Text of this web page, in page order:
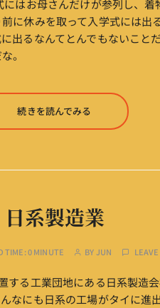
はお母さんだけが参列し、
に休みを取って入学式には出
出るなんてとんでもないこと
。
続きを読んでみる
日系製造業
TIME:0 MINUTE BYJUN
する工業団地にある日系製造
なにも日系の工場がタイに進